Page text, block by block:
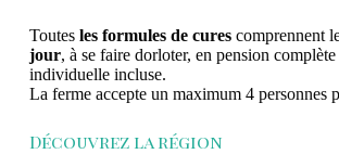
Toutes les formules de curescomprennent
jour, à se faire dorloter, en pension
individuelle incluse.
La ferme accepte un maximum 4 personnes
Découvrez la région